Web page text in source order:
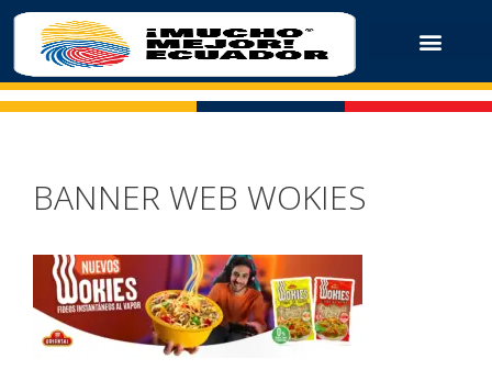
BANNER WEB WOKIES